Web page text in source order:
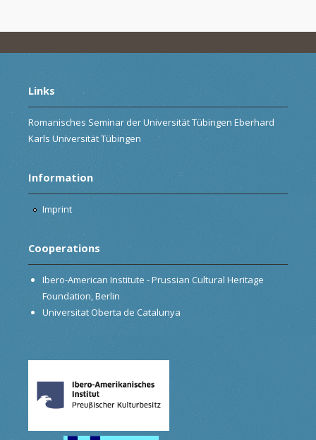
Links
Romanisches Seminar der Universität Tübingen Eberhard
Karls Universität Tübingen
Information
Imprint
Cooperations
Ibero-American Institute - Prussian Cultural Heritage
Foundation, Berlin
Universitat Oberta de Catalunya